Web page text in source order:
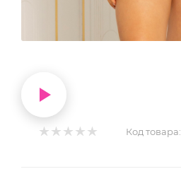
Код товара: